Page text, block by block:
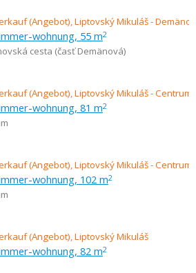
wohnung, 55 m2
cesta (časť Demänová)
wohnung, 81 m2
wohnung, 102 m2
wohnung, 82 m2